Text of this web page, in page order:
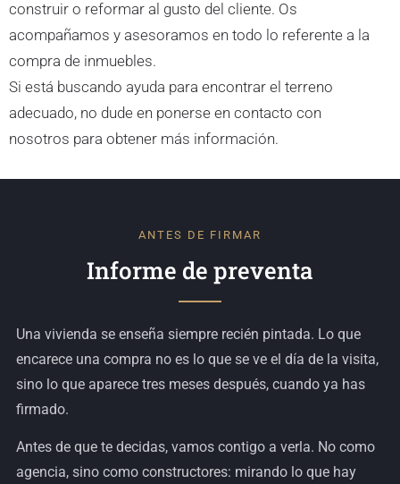
construir o reformar al gusto del cliente. Os
acompañamos y asesoramos en todo lo referente a la
compra de inmuebles.
Si está buscando ayuda para encontrar el terreno
adecuado, no dude en ponerse en contacto con
nosotros para obtener más información.
ANTES DE FIRMAR
Informe de preventa
Una vivienda se enseña siempre recién pintada. Lo que
encarece una compra no es lo que se ve el día de la visita,
sino lo que aparece tres meses después, cuando ya has
firmado.
Antes de que te decidas, vamos contigo a verla. No como
agencia, sino como constructores: mirando lo que hay